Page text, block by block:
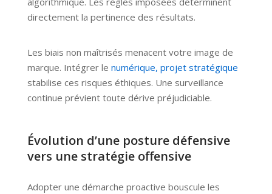
directement la pertinence des résultats.
Les biais non maîtrisés menacent votre image de
marque. Intégrer le numérique, projet stratégique
stabilise ces risques éthiques. Une surveillance
continue prévient toute dérive préjudiciable.
Évolution d’une posture défensive
vers une stratégie offensive
Adopter une démarche proactive bouscule les